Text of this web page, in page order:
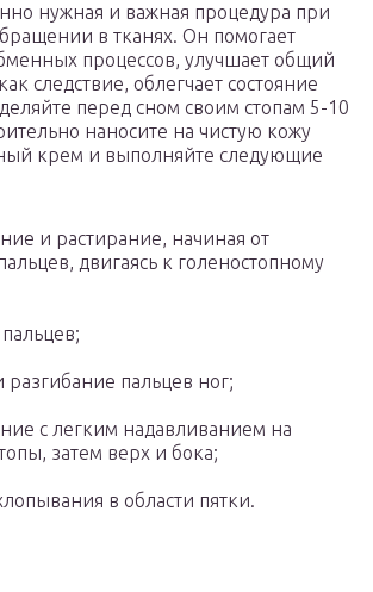
нужная и важная процедура при
в тканях. Он помогает
процессов, улучшает общий
следствие, облегчает состояние
перед сном своим стопам 5-10
наносите на чистую кожу
крем и выполняйте следующие
и растирание, начиная от
двигаясь к голеностопному
разгибание пальцев ног;
с легким надавливанием на
затем верх и бока;
в области пятки.